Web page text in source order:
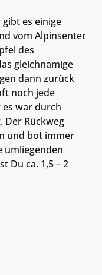
es einige
vom Alpinsenter
des
gleichnamige
dann zurück
noch jede
es war durch
Der Rückweg
und bot immer
umliegenden
Du ca. 1,5 – 2